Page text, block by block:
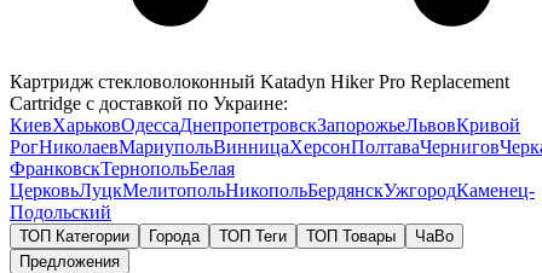
Картридж стекловолоконный Katadyn Hiker Pro Replacement
Cartridge с доставкой по Украине:
КиевХарьковОдессаДнепропетровскЗапорожьеЛьвовКривой
РогНиколаевМариупольВинницаХерсонПолтаваЧернигов
ФранковскТернопольБелая
ЦерковьЛуцкМелитопольНикопольБердянскУжгородКаменец-
Подольский
ТОП Категории Города ТОП Теги ТОП Товары
ЧаВо
Предложения